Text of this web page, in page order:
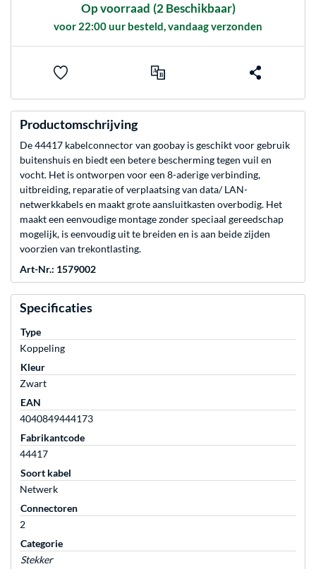
Op voorraad (2 Beschikbaar)
voor 22:00 uur besteld, vandaag verzonden
Productomschrijving
De 44417 kabelconnector van goobay is geschikt voor gebruik
buitenshuis en biedt een betere bescherming tegen vuil en
vocht. Het is ontworpen voor een 8-aderige verbinding,
uitbreiding, reparatie of verplaatsing van data/ LAN-
netwerkkabels en maakt grote aansluitkasten overbodig. Het
maakt een eenvoudige montage zonder speciaal gereedschap
mogelijk, is eenvoudig uit te breiden en is aan beide zijden
voorzien van trekontlasting.
Art-Nr.: 1579002
Specificaties
Type
Koppeling
Kleur
Zwart
EAN
4040849444173
Fabrikantcode
44417
Soort kabel
Netwerk
Connectoren
2
Categorie
Stekker